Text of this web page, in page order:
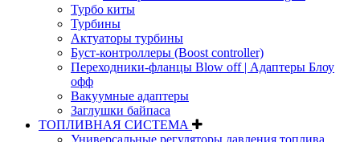
Турбо киты
Турбины
Актуаторы турбины
Буст-контроллеры (Boost controller)
Переходники-фланцы Blow off | Адаптеры Блоу
офф
Вакуумные адаптеры
Заглушки байпаса
ТОПЛИВНАЯ СИСТЕМА
Универсальные регуляторы давления топлива